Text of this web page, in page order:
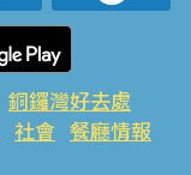
銅鑼灣好去處
社會 餐廳情報